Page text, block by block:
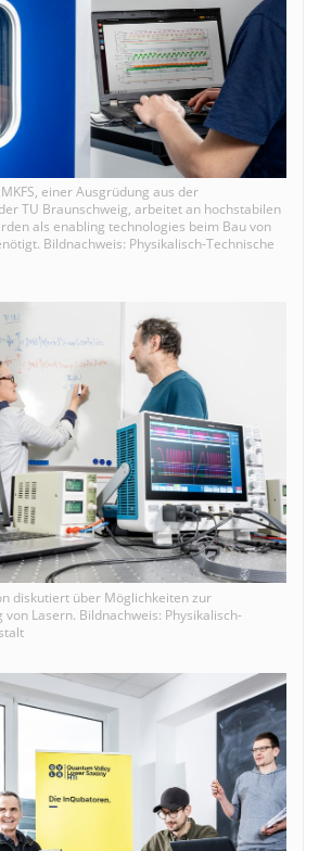
einer Ausgrüdung aus der
TU Braunschweig, arbeitet an hochstabilen
als enabling technologies beim Bau von
Bildnachweis: Physikalisch-Technische
diskutiert über Möglichkeiten zur
Lasern. Bildnachweis: Physikalisch-